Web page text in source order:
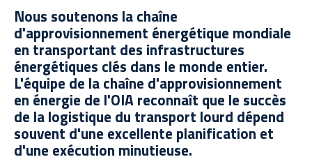
Nous soutenons la chaîne
d'approvisionnement énergétique mondiale
en transportant des infrastructures
énergétiques clés dans le monde entier.
L'équipe de la chaîne d'approvisionnement
en énergie de l'OIA reconnaît que le succès
de la logistique du transport lourd dépend
souvent d'une excellente planification et
d'une exécution minutieuse.
Bibliothèque de ressources